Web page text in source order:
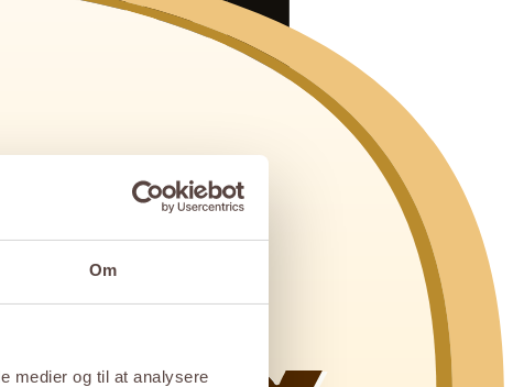
Om
medier og til at analysere